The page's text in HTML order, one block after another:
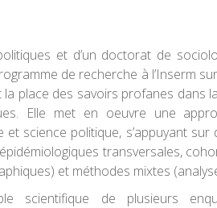
et d’un doctorat de
de recherche à l’Inserm
place des savoirs profanes dans
Elle met en oeuvre une
et science politique, s’appuyant
transversales,
et méthodes mixtes
scientifique de plusieurs